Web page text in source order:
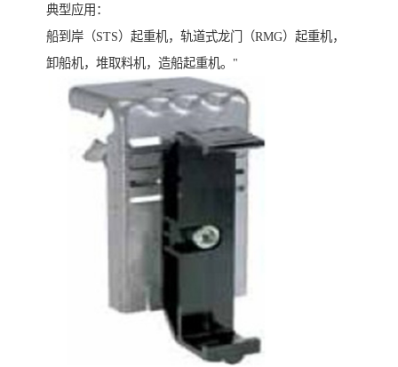
典型应用：
船到岸（STS）起重机，轨道式龙门（RMG）起重机，
卸船机，堆取料机，造船起重机。"